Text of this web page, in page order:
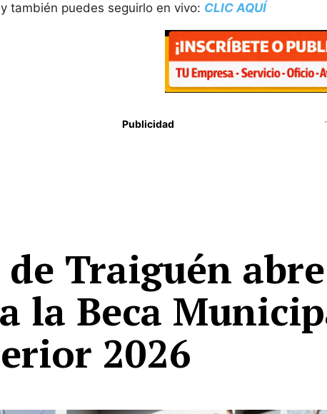
y también puedes seguirlo en vivo: CLIC AQUÍ
Publicidad